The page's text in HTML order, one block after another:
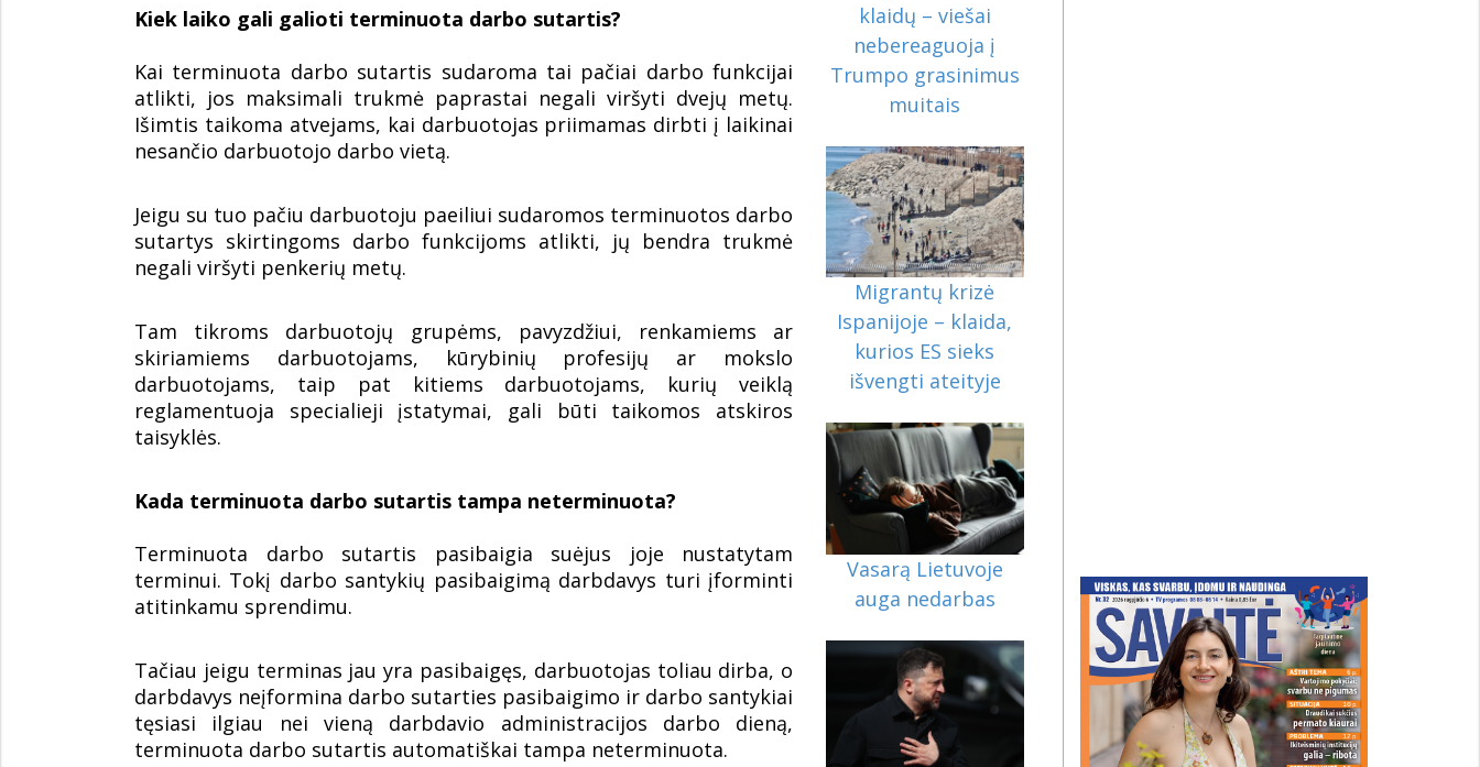
Kiek laiko gali galioti terminuota darbo sutartis?
Kai terminuota darbo sutartis sudaroma tai pačiai darbo funkcijai
atlikti, jos maksimali trukmė paprastai negali viršyti dvejų metų.
Išimtis taikoma atvejams, kai darbuotojas priimamas dirbti į laikinai
nesančio darbuotojo darbo vietą.
Jeigu su tuo pačiu darbuotoju paeiliui sudaromos terminuotos darbo
sutartys skirtingoms darbo funkcijoms atlikti, jų bendra trukmė
negali viršyti penkerių metų.
Tam tikroms darbuotojų grupėms, pavyzdžiui, renkamiems ar
skiriamiems darbuotojams, kūrybinių profesijų ar mokslo
darbuotojams, taip pat kitiems darbuotojams, kurių veiklą
reglamentuoja specialieji įstatymai, gali būti taikomos atskiros
taisyklės.
Kada terminuota darbo sutartis tampa neterminuota?
Terminuota darbo sutartis pasibaigia suėjus joje nustatytam
terminui. Tokį darbo santykių pasibaigimą darbdavys turi įforminti
atitinkamu sprendimu.
Tačiau jeigu terminas jau yra pasibaigęs, darbuotojas toliau dirba, o
darbdavys neįformina darbo sutarties pasibaigimo ir darbo santykiai
tęsiasi ilgiau nei vieną darbdavio administracijos darbo dieną,
terminuota darbo sutartis automatiškai tampa neterminuota.
klaidų – viešai
nebereaguoja į
Trumpo grasinimus
muitais
Migrantų krizė
Ispanijoje – klaida,
kurios ES sieks
išvengti ateityje
Vasarą Lietuvoje
auga nedarbas